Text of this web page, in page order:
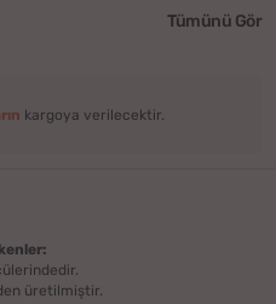
Tümünü Gör
kargoya verilecektir.
üretilmiştir.